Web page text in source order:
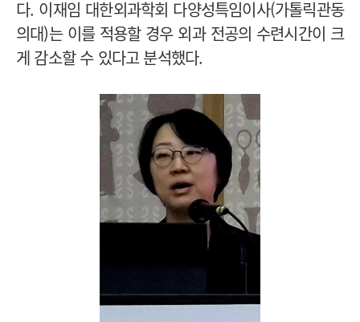
다. 이재임 대한외과학회 다양성특임이사(가톨릭관동
의대)는 이를 적용할 경우 외과 전공의 수련시간이 크
게 감소할 수 있다고 분석했다.